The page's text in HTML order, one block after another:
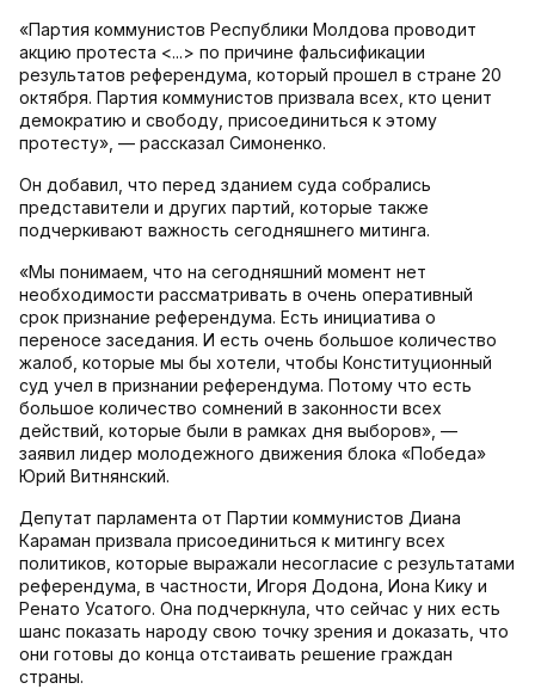
«Партия коммунистов Республики Молдова проводит
акцию протеста <...> по причине фальсификации
результатов референдума, который прошел в стране 20
октября. Партия коммунистов призвала всех, кто ценит
демократию и свободу, присоединиться к этому
протесту», — рассказал Симоненко.
Он добавил, что перед зданием суда собрались
представители и других партий, которые также
подчеркивают важность сегодняшнего митинга.
«Мы понимаем, что на сегодняшний момент нет
необходимости рассматривать в очень оперативный
срок признание референдума. Есть инициатива о
переносе заседания. И есть очень большое количество
жалоб, которые мы бы хотели, чтобы Конституционный
суд учел в признании референдума. Потому что есть
большое количество сомнений в законности всех
действий, которые были в рамках дня выборов», —
заявил лидер молодежного движения блока «Победа»
Юрий Витнянский.
Депутат парламента от Партии коммунистов Диана
Караман призвала присоединиться к митингу всех
политиков, которые выражали несогласие с результатами
референдума, в частности, Игоря Додона, Иона Кику и
Ренато Усатого. Она подчеркнула, что сейчас у них есть
шанс показать народу свою точку зрения и доказать, что
они готовы до конца отстаивать решение граждан
страны.